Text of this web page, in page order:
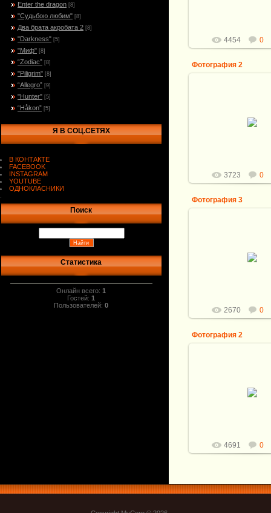
Enter the dragon [8]
"Судьбою любим" [8]
Два брата акробата 2 [8]
"Darkness" [5]
"Миф" [8]
“Zodiac” [8]
"Piligrim" [8]
“Allegro” [9]
"Hunter" [5]
“Håkon” [5]
Я В СОЦ.СЕТЯХ
В КОНТАКТЕ
FACEBOOK
INSTAGRAM
YOUTUBE
ОДНОКЛАСНИКИ
Поиск
Статистика
Онлайн всего:1
Гостей:1
Пользователей:0
4454 0
Фотография 2
3723 0
Фотография 3
2670 0
Фотография 2
4691 0